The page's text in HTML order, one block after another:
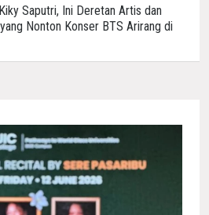
Saputri, Ini Deretan Artis dan
Nonton Konser BTS Arirang di